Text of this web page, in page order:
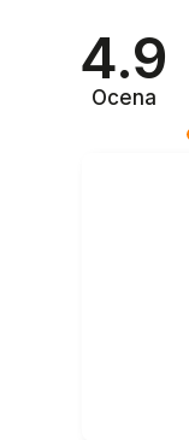
4.9
Ocena